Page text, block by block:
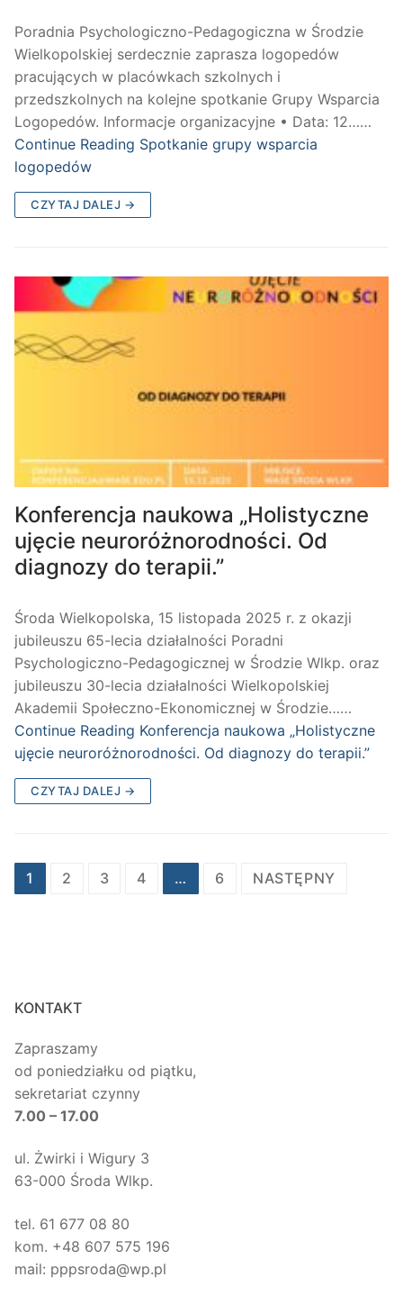
Poradnia Psychologiczno-Pedagogiczna w Środzie
Wielkopolskiej serdecznie zaprasza logopedów
pracujących w placówkach szkolnych i
przedszkolnych na kolejne spotkanie Grupy Wsparcia
Logopedów. Informacje organizacyjne • Data: 12……
Continue Reading Spotkanie grupy wsparcia
logopedów
CZYTAJ DALEJ →
Konferencja naukowa „Holistyczne
ujęcie neuroróżnorodności. Od
diagnozy do terapii.”
Środa Wielkopolska, 15 listopada 2025 r. z okazji
jubileuszu 65-lecia działalności Poradni
Psychologiczno-Pedagogicznej w Środzie Wlkp. oraz
jubileuszu 30-lecia działalności Wielkopolskiej
Akademii Społeczno-Ekonomicznej w Środzie……
Continue Reading Konferencja naukowa „Holistyczne
ujęcie neuroróżnorodności. Od diagnozy do terapii.”
CZYTAJ DALEJ →
Stronicowanie
1 2 3 4 … 6 NASTĘPNY
KONTAKT
Zapraszamy
od poniedziałku od piątku,
sekretariat czynny
7.00 – 17.00
ul. Żwirki i Wigury 3
63-000 Środa Wlkp.
tel. 61 677 08 80
kom. +48 607 575 196
mail: pppsroda@wp.pl